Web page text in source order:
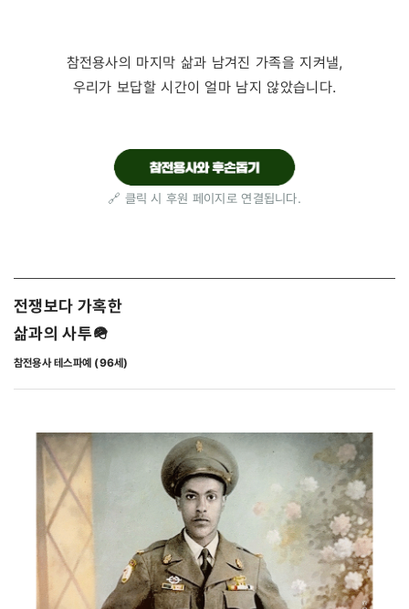
참전용사의 마지막 삶과 남겨진 가족을 지켜낼,
우리가 보답할 시간이 얼마 남지 않았습니다.
🔗 클릭 시 후원 페이지로 연결됩니다.
전쟁보다 가혹한
삶과의 사 투🪖
참전용사 테스파예 (96세)